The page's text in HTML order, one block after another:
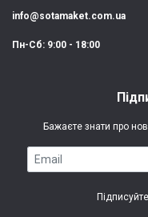
Особливості:
(вологостійкий,
Гарантія:
info@sotamaket.com.ua
Пн-Сб: 9:00 - 18:00
Бажаєте знати про
Email